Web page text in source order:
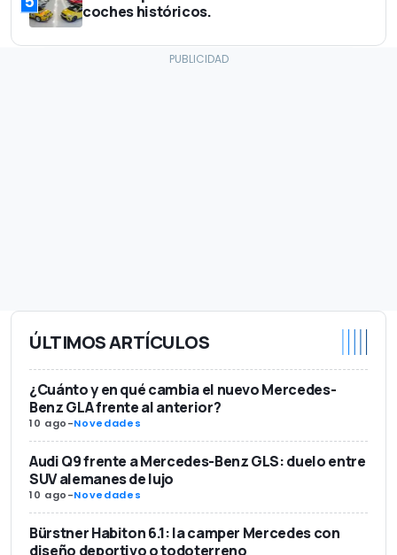
coches históricos.
ÚLTIMOS ARTÍCULOS
¿Cuánto y en qué cambia el nuevo Mercedes-
Benz GLA frente al anterior?
10 ago-Novedades
Audi Q9 frente a Mercedes-Benz GLS: duelo entre
SUV alemanes de lujo
10 ago-Novedades
Bürstner Habiton 6.1: la camper Mercedes con
diseño deportivo o todoterreno